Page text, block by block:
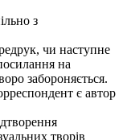
з
чи наступне
на
забороняється.
є автор
творів